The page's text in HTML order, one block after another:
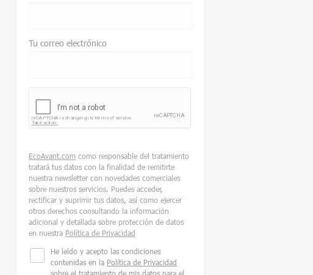
Tu correo electrónico
EcoAvant.com como responsable del tratamiento
tratará tus datos con la finalidad de remitirte
nuestra newsletter con novedades comerciales
sobre nuestros servicios. Puedes acceder,
rectificar y suprimir tus datos, así como ejercer
otros derechos consultando la información
adicional y detallada sobre protección de datos
en nuestra Política de Privacidad
He leído y acepto las condiciones
contenidas en la Política de Privacidad
sobre el tratamiento de mis datos para el